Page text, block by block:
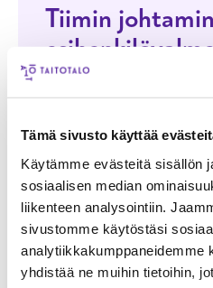
Tämä sivusto käyttää
Käytämme evästeitä sisällön
sosiaalisen median
liikenteen analysointiin.
sivustomme käytöstäsi
analytiikkakumppaneidemme
yhdistää ne muihin tietoihin,
Tiimin
Tiimin johtaminen on
nykypäivän
ja monimuotoiset
Yksilösuoritusten
tekemistä ja
tiimi viihtyy ja
Seuraavat koulutukset